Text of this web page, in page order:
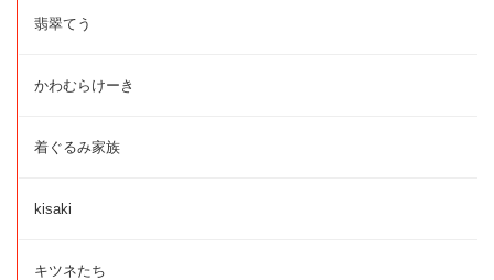
翡翠てう
かわむらけーき
着ぐるみ家族
kisaki
キツネたち